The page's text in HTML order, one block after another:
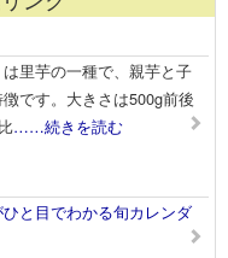
里芋の一種で、親芋と子
です。大きさは500g前後
……続きを読む
と目でわかる旬カレンダ